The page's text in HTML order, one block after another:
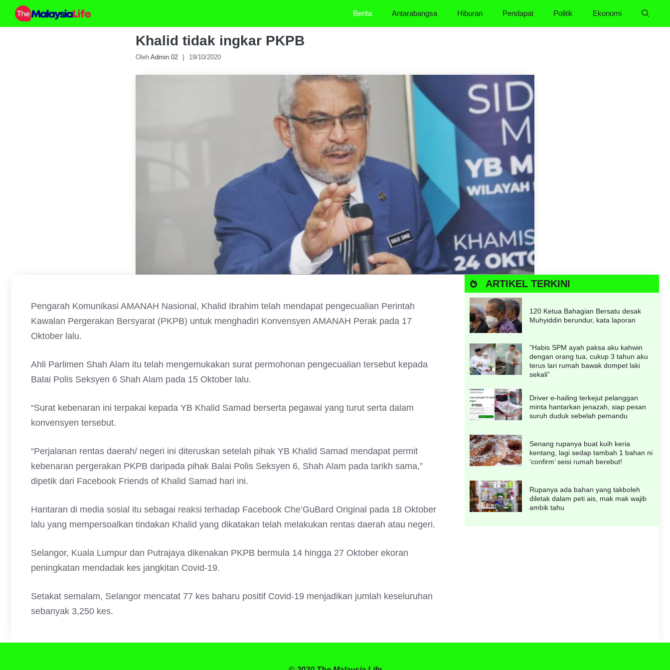
Skip
Berita Antarabangsa Hiburan Pendapat Politik Ekonomi
Khalid tidak ingkar PKPB
Oleh Admin 02 19/10/2020
Pengarah Komunikasi AMANAH Nasional, Khalid Ibrahim telah mendapat pengecualian Perintah
Kawalan Pergerakan Bersyarat (PKPB) untuk menghadiri Konvensyen AMANAH Perak pada 17
Oktober lalu.
Ahli Parlimen Shah Alam itu telah mengemukakan surat permohonan pengecualian tersebut kepada
Balai Polis Seksyen 6 Shah Alam pada 15 Oktober lalu.
“Surat kebenaran ini terpakai kepada YB Khalid Samad berserta pegawai yang turut serta dalam
konvensyen tersebut.
“Perjalanan rentas daerah/ negeri ini diteruskan setelah pihak YB Khalid Samad mendapat permit
kebenaran pergerakan PKPB daripada pihak Balai Polis Seksyen 6, Shah Alam pada tarikh sama,”
dipetik dari Facebook Friends of Khalid Samad hari ini.
Hantaran di media sosial itu sebagai reaksi terhadap Facebook Che’GuBard Original pada 18 Oktober
lalu yang mempersoalkan tindakan Khalid yang dikatakan telah melakukan rentas daerah atau negeri.
Selangor, Kuala Lumpur dan Putrajaya dikenakan PKPB bermula 14 hingga 27 Oktober ekoran
peningkatan mendadak kes jangkitan Covid-19.
Setakat semalam, Selangor mencatat 77 kes baharu positif Covid-19 menjadikan jumlah keseluruhan
sebanyak 3,250 kes.
ARTIKEL TERKINI
120 Ketua Bahagian Bersatu desak
Muhyiddin berundur, kata laporan
“Habis SPM ayah paksa aku kahwin
dengan orang tua, cukup 3 tahun aku
terus lari rumah bawak dompet laki
sekali”
Driver e-hailing terkejut pelanggan
minta hantarkan jenazah, siap pesan
suruh duduk sebelah pemandu
Senang rupanya buat kuih keria
kentang, lagi sedap tambah 1 bahan ni
‘confirm’ seisi rumah berebut!
Rupanya ada bahan yang takboleh
diletak dalam peti ais, mak mak wajib
ambik tahu